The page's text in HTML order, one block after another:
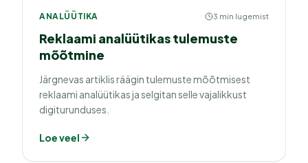
ANALÜÜTIKA 3 min lugemist
Reklaami analüütikas tulemuste
mõõtmine
Järgnevas artiklis räägin tulemuste mõõtmisest
reklaami analüütikas ja selgitan selle vajalikkust
digiturunduses.
Loe veel